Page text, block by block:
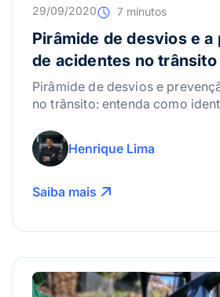
29/09/2020 7 minutos
Pirâmide de desvios e
de acidentes no trânsito
Pirâmide de desvios e
no trânsito: entenda como
segurança.
Henrique Lima
Saiba mais